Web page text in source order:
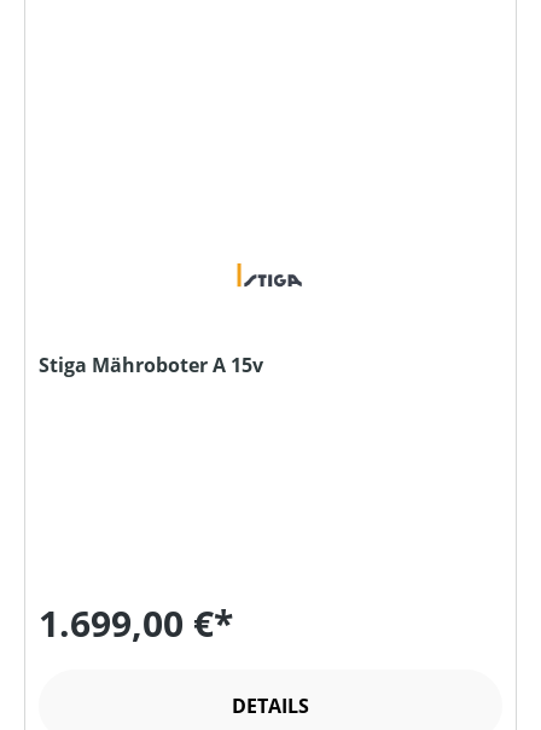
Stiga Mähroboter A 15v
1.699,00 €*
DETAILS